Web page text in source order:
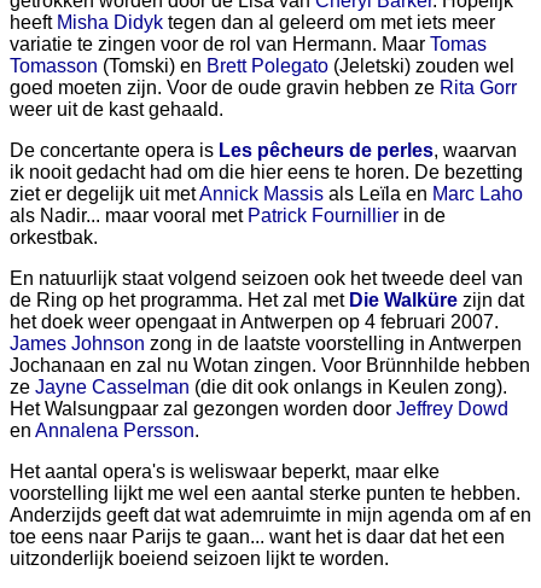
heeft Misha Didyk tegen dan al geleerd om met iets meer
variatie te zingen voor de rol van Hermann. Maar Tomas
Tomasson (Tomski) en Brett Polegato (Jeletski) zouden wel
goed moeten zijn. Voor de oude gravin hebben ze Rita Gorr
weer uit de kast gehaald.
De concertante opera is Les pêcheurs de perles, waarvan
ik nooit gedacht had om die hier eens te horen. De bezetting
ziet er degelijk uit metAnnick Massis als Leïla en Marc Laho
als Nadir... maar vooral met Patrick Fournillier in de
orkestbak.
En natuurlijk staat volgend seizoen ook het tweede deel van
de Ring op het programma. Het zal met Die Walküre zijn dat
het doek weer opengaat in Antwerpen op 4 februari 2007.
James Johnson zong in de laatste voorstelling in Antwerpen
Jochanaan en zal nu Wotan zingen. Voor Brünnhilde hebben
ze Jayne Casselman (die dit ook onlangs in Keulen zong).
Het Walsungpaar zal gezongen worden door Jeffrey Dowd
en Annalena Persson.
Het aantal opera's is weliswaar beperkt, maar elke
voorstelling lijkt me wel een aantal sterke punten te hebben.
Anderzijds geeft dat wat ademruimte in mijn agenda om af en
toe eens naar Parijs te gaan... want het is daar dat het een
uitzonderlijk boeiend seizoen lijkt te worden.